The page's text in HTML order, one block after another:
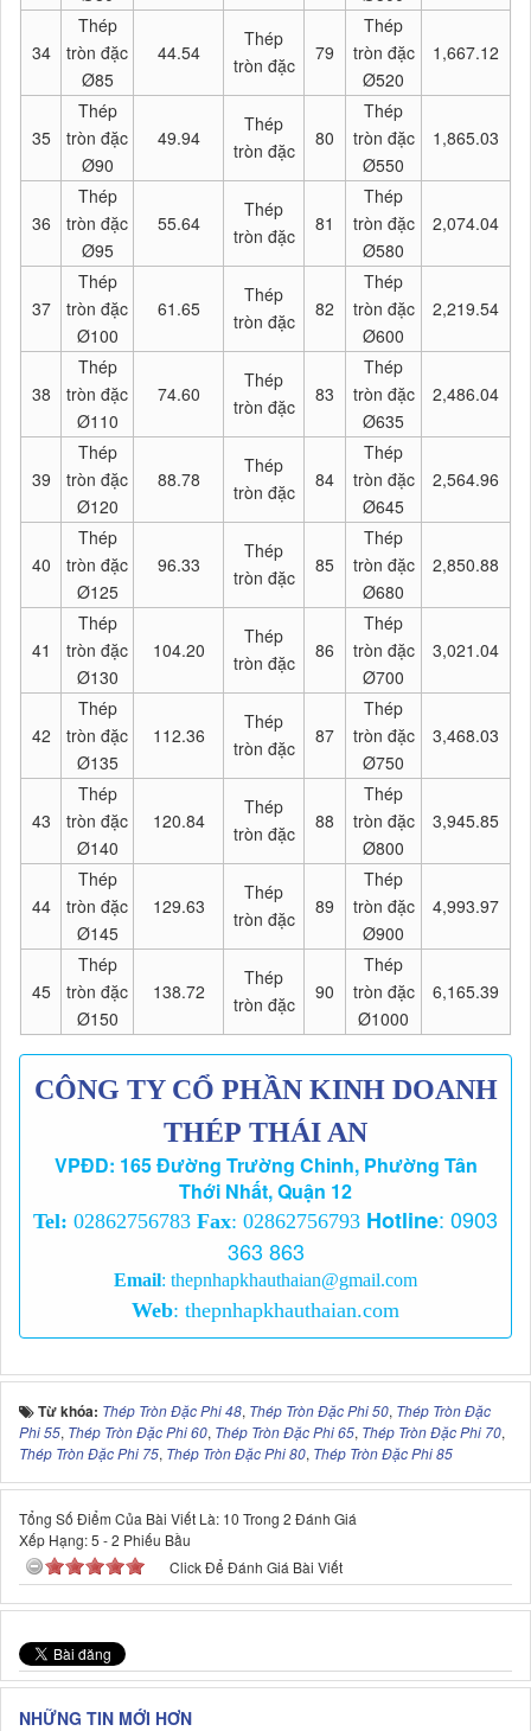
34
Thép
tròn đặc
Ø85
44.54
Thép
tròn đặc
79
Thép
tròn đặc
Ø520
1,667.12
35
Thép
tròn đặc
Ø90
49.94
Thép
tròn đặc
80
Thép
tròn đặc
Ø550
1,865.03
36
Thép
tròn đặc
Ø95
55.64
Thép
tròn đặc
81
Thép
tròn đặc
Ø580
2,074.04
37
Thép
tròn đặc
Ø100
61.65
Thép
tròn đặc
82
Thép
tròn đặc
Ø600
2,219.54
38
Thép
tròn đặc
Ø110
74.60
Thép
tròn đặc
83
Thép
tròn đặc
Ø635
2,486.04
39
Thép
tròn đặc
Ø120
88.78
Thép
tròn đặc
84
Thép
tròn đặc
Ø645
2,564.96
40
Thép
tròn đặc
Ø125
96.33
Thép
tròn đặc
85
Thép
tròn đặc
Ø680
2,850.88
41
Thép
tròn đặc
Ø130
104.20
Thép
tròn đặc
86
Thép
tròn đặc
Ø700
3,021.04
42
Thép
tròn đặc
Ø135
112.36
Thép
tròn đặc
87
Thép
tròn đặc
Ø750
3,468.03
43
Thép
tròn đặc
Ø140
120.84
Thép
tròn đặc
88
Thép
tròn đặc
Ø800
3,945.85
44
Thép
tròn đặc
Ø145
129.63
Thép
tròn đặc
89
Thép
tròn đặc
Ø900
4,993.97
45
Thép
tròn đặc
Ø150
138.72
Thép
tròn đặc
90
Thép
tròn đặc
Ø1000
6,165.39
CÔNG TY CỔ PHẦN KINH DOANH
THÉP THÁI AN
VPĐD: 165 Đường Trường Chinh, Phường Tân
Thới Nhất, Quận 12
Tel: 02862756783 Fax: 02862756793 Hotline: 0903
363 863
Email: thepnhapkhauthaian@gmail.com
Web: thepnhapkhauthaian.com
Từ khóa: Thép Tròn Đặc Phi 48, Thép Tròn Đặc Phi 50, Thép Tròn Đặc
Phi 55, Thép Tròn Đặc Phi 60, Thép Tròn Đặc Phi 65, Thép Tròn Đặc Phi 70,
Thép Tròn Đặc Phi 75, Thép Tròn Đặc Phi 80, Thép Tròn Đặc Phi 85
Tổng Số Điểm Của Bài Viết Là: 10 Trong 2 Đánh Giá
Xếp Hạng:5 -2 Phiếu Bầu
Click Để Đánh Giá Bài Viết
NHỮNG TIN MỚI HƠN